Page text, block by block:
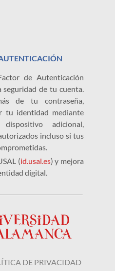
de Autenticación
de tu cuenta.
de tu contraseña,
tu identidad mediante
adicional,
incluso si tus
(id.usal.es) y mejora
digital.
DE PRIVACIDAD